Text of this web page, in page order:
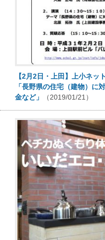
【2月2日・上田】上小ネッ
「長野県の住宅（建物）に
金など」
（2019/01/21）